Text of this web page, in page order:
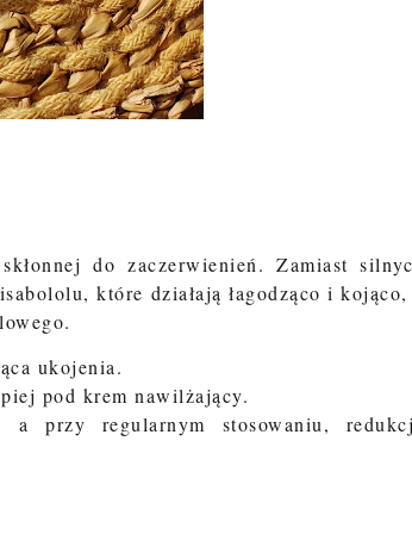
do zaczerwienień. Zamiast
, które działają łagodząco i kojąco,
ukojenia.
pod krem nawilżający.
przy regularnym stosowaniu,